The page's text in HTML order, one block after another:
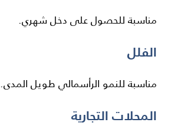
مناسبة للحصول على دخل شهري.
الفلل
مناسبة للنمو الرأسمالي طويل المدى.
المحلات التجارية